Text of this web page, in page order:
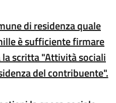
di residenza quale
è sufficiente firmare
scritta "Attività sociali
del contribuente".